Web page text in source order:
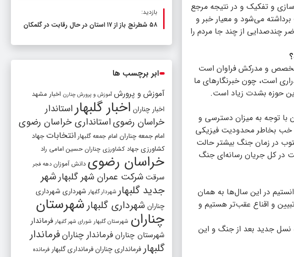
و تفکیک و در نتیجه مرجع
می‌شود و معیار خبر و
چندصدایی از چند جا مردم را
تخصص و مدرکش فراوان است
است، چون خبرنگارهای ما
حوزه بشدت زیاد است.
با توجه به میزان دسترسی و
و خب بخاطر محدودیت فیزیکی
در زمان جنگ بیشتر حالت
در کل جریان رسانه‌ای جنگ
در این سال‌ها به همان
و اقناع عقب‌تر هستیم و
نسل جدید بعد از جنگ و این
بازدید:
۵۸ شطرنج‌ باز از ۱۷ استان در حال رقابت در گلمکان
ابر برچسب ها
آموزش و پرورش آموزش و پرورش چنارن اخبار مشهد
اخبار چناران اخبار گلبهار استاندار
خراسان رضویاستانداری خراسان رضوی
امام جمعه چناران امام جمعه گلبهار انتخابات جهاد
کشاورزی جهاد کشاورزی چناران حسین امامی راد
خراسان رضوی دانش آموزان دهه فجر
سرقت شرکت عمران شهر گلبهارشهر
جدید گلبهار شهردار گلبهار شهرداری شهرداری
چناران شهرداری گلبهار شهرستان
چناران شهرستان گلبهار شورای شهر گلبهار فرماندار
شهرستان چناران فرماندار چنارانفرماندار
گلبهار فرمانداری چنارانفرمانداری گلبهار فرمانده